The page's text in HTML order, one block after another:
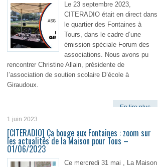
Le 23 septembre 2023,
CITERADIO était en direct dans
le quartier des Fontaines à
Tours, dans le cadre d’une
émission spéciale Forum des
associations. Nous avons pu
rencontrer Christine Allain, présidente de
l’association de soutien scolaire D’école à
Giraudoux.
En lire plus
1 juin 2023
[CITERADIO] Ça bouge aux Fontaines : zoom sur
les actualités de la Maison pour Tous –
01/06/2023
Ce mercredi 31 mai , La Maison